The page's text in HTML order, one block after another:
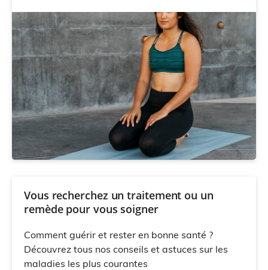
Vous recherchez un traitement ou un
remède pour vous soigner
Comment guérir et rester en bonne santé ?
Découvrez tous nos conseils et astuces sur les
maladies les plus courantes